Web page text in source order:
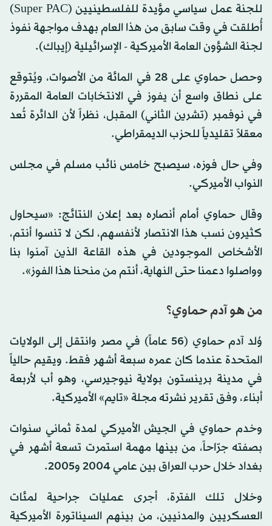
للجنة عمل سياسي مؤيدة للفلسطينيين (Super PAC)
أُطلقت في وقت سابق من هذا العام بهدف مواجهة نفوذ
لجنة الشؤون العامة الأميركية - الإسرائيلية (إيباك).
وحصل حماوي على 28 في المائة من الأصوات، ويُتوقع
على نطاق واسع أن يفوز في الانتخابات العامة المقررة
في نوفمبر (تشرين الثاني) المقبل، نظراً لأن الدائرة تُعد
معقلاً تقليدياً للحزب الديمقراطي.
وفي حال فوزه، سيصبح خامس نائب مسلم في مجلس
النواب الأميركي.
وقال حماوي أمام أنصاره بعد إعلان النتائج: «سيحاول
كثيرون نسب هذا الانتصار لأنفسهم، لكن لا تنسوا أنتم،
الأشخاص الموجودين في هذه القاعة الذين آمنوا بنا
وواصلوا دعمنا حتى النهاية، أنتم من منحنا هذا الفوز».
من هو آدم حماوي؟
وُلد آدم حماوي (56 عاماً) في مصر وانتقل إلى الولايات
المتحدة عندما كان عمره سبعة أشهر فقط. ويقيم حالياً
في مدينة برينستون بولاية نيوجيرسي، وهو أب لأربعة
أبناء، وفق تقرير نشرته مجلة «تايم» الأميركية.
وخدم حماوي في الجيش الأميركي لمدة ثماني سنوات
بصفته جرّاحاً، من بينها مهمة استمرت تسعة أشهر في
بغداد خلال حرب العراق بين عامي 2004 و2005.
وخلال تلك الفترة، أجرى عمليات جراحية لمئات
العسكريين والمدنيين، من بينهم السيناتورة الأميركية